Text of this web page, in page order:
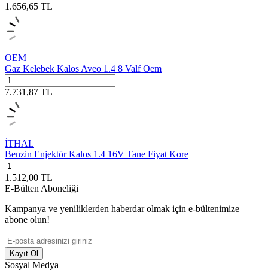
1.656,65 TL
OEM
Gaz Kelebek Kalos Aveo 1.4 8 Valf Oem
7.731,87 TL
İTHAL
Benzin Enjektör Kalos 1.4 16V Tane Fiyat Kore
1.512,00 TL
E-Bülten Aboneliği
Kampanya ve yeniliklerden haberdar olmak için e-bültenimize
abone olun!
Kayıt Ol
Sosyal Medya